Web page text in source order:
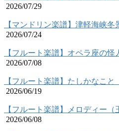
2026/07/29
【マンドリン楽譜】津軽海峡
2026/07/24
【フルート楽譜】オペラ座の怪
2026/07/08
【フルート楽譜】たしかなこ
2026/06/19
【フルート楽譜】メロディー
2026/06/08